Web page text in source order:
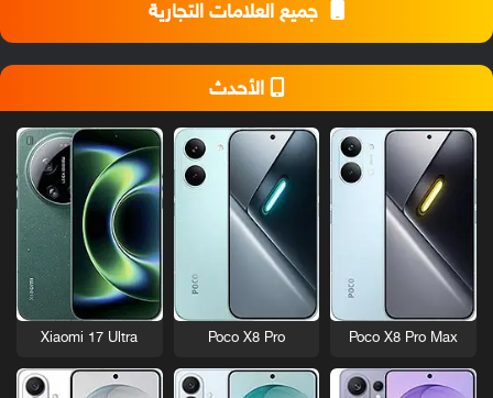
جميع العلامات التجارية
الأحدث
Poco X8 Pro Max
Poco X8 Pro
Xiaomi 17 Ultra